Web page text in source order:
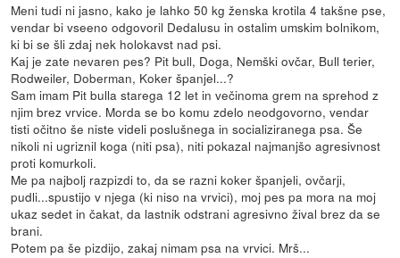
Meni tudi ni jasno, kako je lahko 50 kg ženska krotila 4 takšne pse,
vendar bi vseeno odgovoril Dedalusu in ostalim umskim bolnikom,
ki bi se šli zdaj nek holokavst nad psi.
Kaj je zate nevaren pes? Pit bull, Doga, Nemški ovčar, Bull terier,
Rodweiler, Doberman, Koker španjel...?
Sam imam Pit bulla starega 12 let in večinoma grem na sprehod z
njim brez vrvice. Morda se bo komu zdelo neodgovorno, vendar
tisti očitno še niste videli poslušnega in socializiranega psa. Še
nikoli ni ugriznil koga (niti psa), niti pokazal najmanjšo agresivnost
proti komurkoli.
Me pa najbolj razpizdi to, da se razni koker španjeli, ovčarji,
pudli...spustijo v njega (ki niso na vrvici), moj pes pa mora na moj
ukaz sedet in čakat, da lastnik odstrani agresivno žival brez da se
brani.
Potem pa še pizdijo, zakaj nimam psa na vrvici. Mrš...